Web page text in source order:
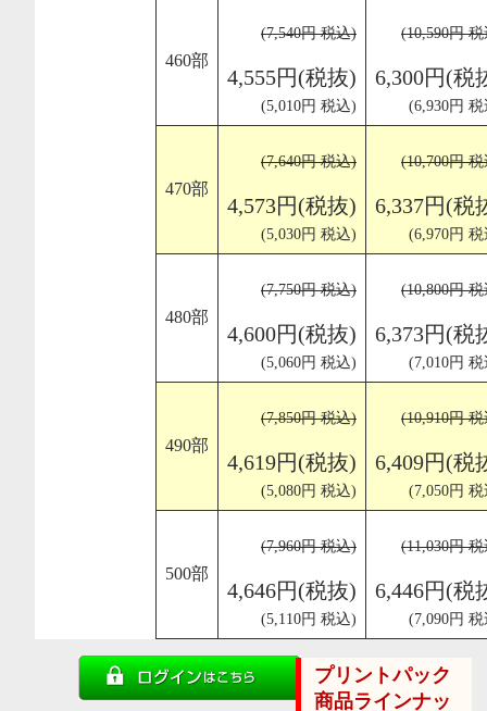
460部
(7,540円 税込)
4,555円(税抜)
(5,010円 税込)
(10,590円
6,300円(税
(6,930円
470部
(7,640円 税込)
4,573円(税抜)
(5,030円 税込)
(10,700円
6,337円(税
(6,970円
480部
(7,750円 税込)
4,600円(税抜)
(5,060円 税込)
(10,800円
6,373円(税
(7,010円
490部
(7,850円 税込)
4,619円(税抜)
(5,080円 税込)
(10,910円
6,409円(税
(7,050円
500部
(7,960円 税込)
4,646円(税抜)
(5,110円 税込)
(11,030円
6,446円(税
(7,090円
プリントパック
商品ラインナッ